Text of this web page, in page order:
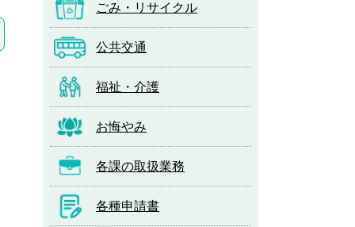
ごみ・リサイクル
公共交通
福祉・介護
お悔やみ
各課の取扱業務
各種申請書